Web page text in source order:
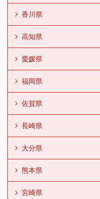
香川県
高知県
愛媛県
福岡県
佐賀県
長崎県
大分県
熊本県
宮崎県